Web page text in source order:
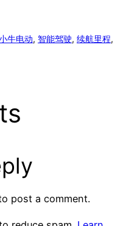
牛电动, 智能驾驶, 续航里程
post a comment.